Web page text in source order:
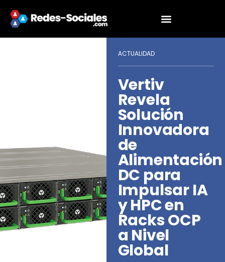
ACTUALIDAD
Vertiv
Revela
Solución
Innovadora
de
Alimentación
DC para
Impulsar IA
y HPC en
Racks OCP
a Nivel
Global